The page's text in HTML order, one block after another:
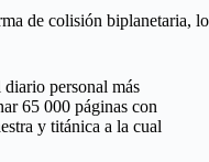
de colisión biplanetaria, lo
personal más
65 000 páginas con
y titánica a la cual